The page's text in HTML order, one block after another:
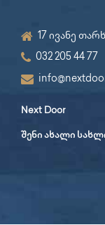
17 ივანე
032 205 44 77
Next Door
შენი ახალი